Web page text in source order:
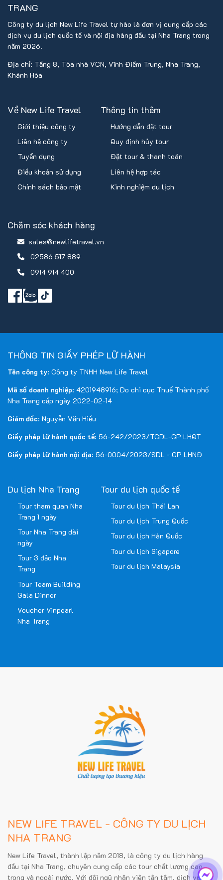
quyền.
Quý khách từ 14 tuổi trở lên bắt buộc phải có CMND
hoặc thẻ căn cước công dâncòn hạn sử dụng. Trường
hợp chưa có, cần bổ sung
xác nhận của chính quyền địa phương kèm theo giấy
khai sinh.
Một số chi tiết trong chương trình như giờ bay, giờ di
chuyển có thể thay đổi để phù hợp với tình hình thực tế
(thời tiết, giao thông…).
Thời gian nhận phòng khách sạn/resort là sau
trả phòng trước
Quý khách tự chịu trách nhiệm bảo quản hành lý và tư
Vì lý do sức khỏe và an toàn vệ sinh thực phẩm, Quý
khách vui lòng không mang thực phẩm từ bên ngoài vào
thông báo và được sự đồng ý của nhà hàng/khách sạn,
và có thể bị tính phí nếu áp dụng.
TRANG
Công ty du lịch New Life Travel tự hào là đơn vị cung cấp các
dịch vụ du lịch quốc tế và nội địa hàng đầu tại Nha Trang trong
năm 2026.
Địa chỉ: Tầng 8, Tòa nhà VCN, Vĩnh Điềm Trung, Nha Trang,
Khánh Hòa
Về New Life Travel
Giới thiệu công ty
Liên hệ công ty
Tuyển dụng
Điều khoản sử dụng
Chính sách bảo mật
Thông tin thêm
Hướng dẫn đặt tour
Quy định hủy tour
Đặt tour & thanh toán
Liên hệ hợp tác
Kinh nghiệm du lịch
Chăm sóc khách hàng
sales@newlifetravel.vn
02586 517 889
0914 914 400
THÔNG TIN GIẤY PHÉP LỮ HÀNH
Tên công ty: Công ty TNHH New Life Travel
Mã số doanh nghiệp: 4201948916; Do chi cục Thuế Thành phố
Nha Trang cấp ngày 2022-02-14
Giám đốc: Nguyễn Văn Hiếu
Giấy phép lữ hành quốc tế: 56-242/2023/TCDL-GP LHQT
Giấy phép lữ hành nội địa: 56-0004/2023/SDL - GP LHNĐ
Du lịch Nha Trang
Tour tham quan Nha
Trang 1 ngày
Tour Nha Trang dài
ngày
Tour 3 đảo Nha
Trang
Tour Team Building
Gala Dinner
Voucher Vinpearl
Nha Trang
Tour du lịch quốc tế
Tour du lịch Thái Lan
Tour du lịch Trung Quốc
Tour du lịch Hàn Quốc
Tour du lịch Sigapore
Tour du lịch Malaysia
NEW LIFE TRAVEL - CÔNG TY DU LỊCH
NHA TRANG
New Life Travel, thành lập năm 2018, là công ty du lịch hàng
đầu tại Nha Trang, chuyên cung cấp các tour chất lượng cao
trong và ngoài nước. Với đội ngũ nhân viên tận tâm, dịch vụ